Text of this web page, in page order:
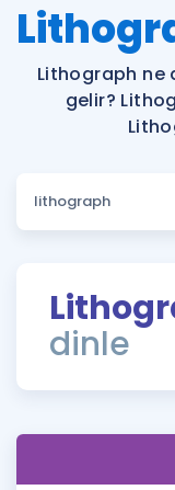
Katılımcı
Faydalı
Sözlük
Rehberlik
ÖSYM Sınav
Hakkımızda
Lithograph ne
gelir?
dinle